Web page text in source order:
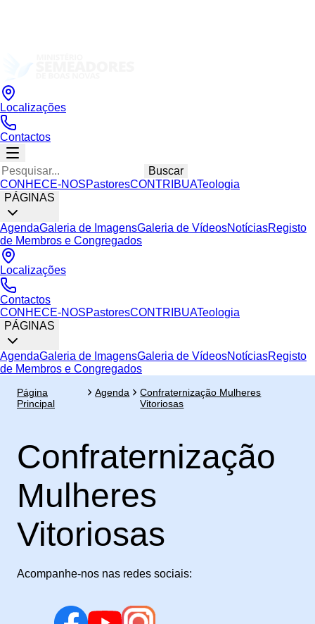
Localizações
Contactos
Buscar
CONHECE-NOSPastoresCONTRIBUATeologia
PÁGINAS
AgendaGaleria de ImagensGaleria de VídeosNotíciasRegisto
de Membros e Congregados
Localizações
Contactos
CONHECE-NOSPastoresCONTRIBUATeologia
PÁGINAS
AgendaGaleria de ImagensGaleria de VídeosNotíciasRegisto
de Membros e Congregados
Página
Principal
Agenda
Confraternização Mulheres
Vitoriosas
Confraternização
Mulheres
Vitoriosas
Acompanhe-nos nas redes sociais: